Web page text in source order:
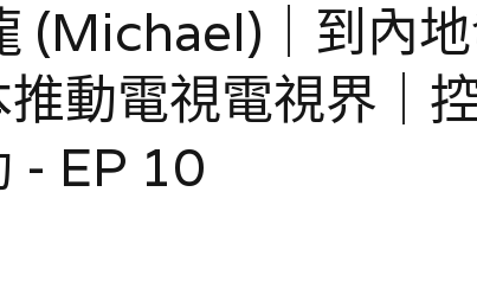
(Michael)｜到內
動電視電視界｜
- EP 10